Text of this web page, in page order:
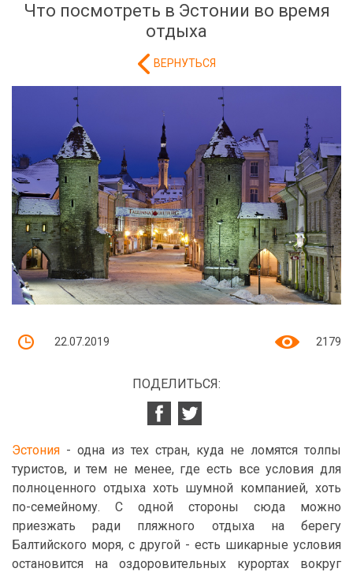
Что посмотреть в Эстонии во время
отдыха
ВЕРНУТЬСЯ
22.07.2019 2179
ПОДЕЛИТЬСЯ:
Эстония - одна из тех стран, куда не ломятся толпы
туристов, и тем не менее, где есть все условия для
полноценного отдыха хоть шумной компанией, хоть
по-семейному. С одной стороны сюда можно
приезжать ради пляжного отдыха на берегу
Балтийского моря, с другой - есть шикарные условия
остановится на оздоровительных курортах вокруг